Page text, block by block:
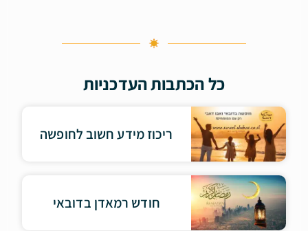
כל הכתבות העדכניות
ריכוז מידע חשוב לחופשה
חודש רמאדן בדובאי